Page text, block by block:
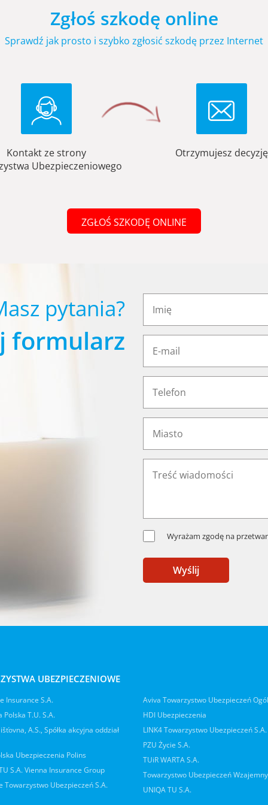
Zgłoś szkodę online
Sprawdź jak prosto i szybko zgłosić szkodę przez Internet
Kontakt ze strony
Ubezpieczeniowego
Otrzymujesz decyzję
ZGŁOŚ SZKODĘ ONLINE
pytania?
formularz
Wyrażam zgodę na
Wyślij
UBEZPIECZENIOWE
Insurance S.A.
Polska T.U. S.A.
A.S., Spółka akcyjna oddział
Ubezpieczenia Polins
S.A. Vienna Insurance Group
Towarzystwo Ubezpieczeń S.A.
Aviva Towarzystwo Ubezpieczeń
HDI Ubezpieczenia
LINK4 Towarzystwo Ubezpieczeń S.A.
PZU Życie S.A.
TUiR WARTA S.A.
Towarzystwo Ubezpieczeń
UNIQA TU S.A.